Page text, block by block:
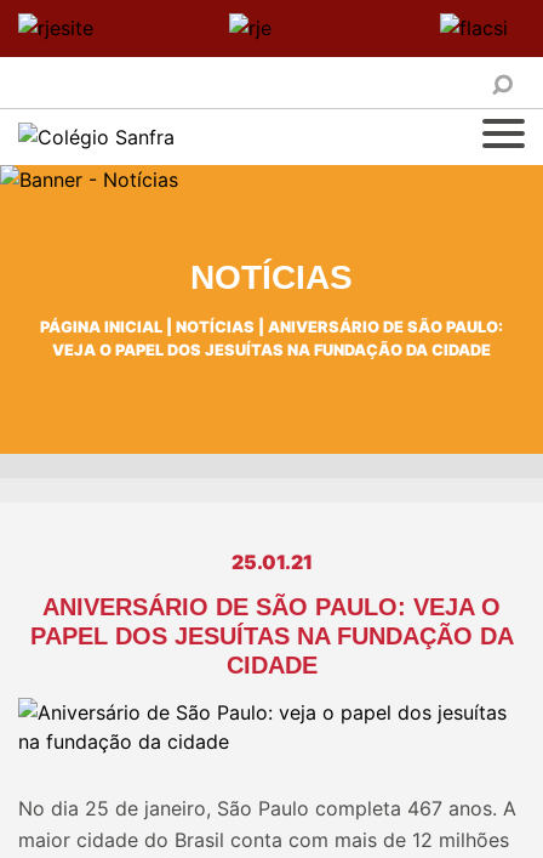
NOTÍCIAS
PÁGINA INICIAL NOTÍCIAS
ANIVERSÁRIO DE SÃO PAULO:
VEJA O PAPEL DOS JESUÍTAS NA FUNDAÇÃO DA CIDADE
25.01.21
ANIVERSÁRIO DE SÃO PAULO: VEJA O
PAPEL DOS JESUÍTAS NA FUNDAÇÃO DA
CIDADE
No dia 25 de janeiro, São Paulo completa 467 anos. A
maior cidade do Brasil conta com mais de 12 milhões